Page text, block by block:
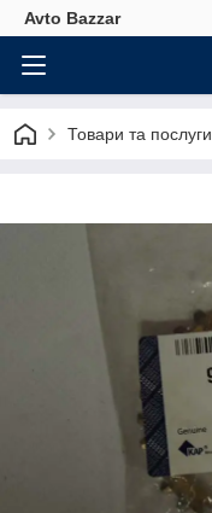
Avto Bazzar
Товари та послуги